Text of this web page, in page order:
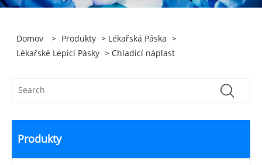
Domov > Produkty > Lékařská Páska >
Lékařské Lepicí Pásky > Chladicí náplast
Produkty